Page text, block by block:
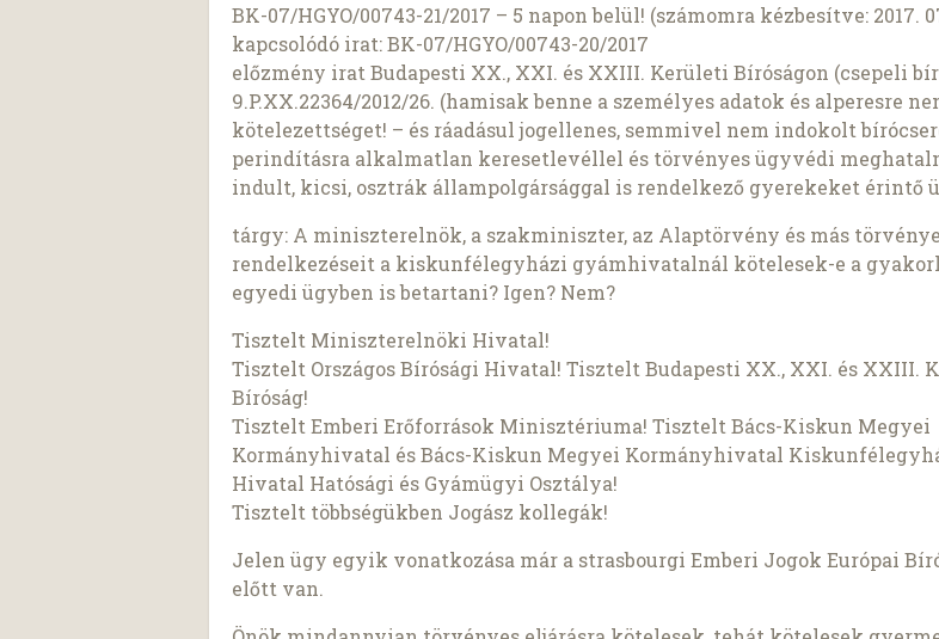
BK-07/HGYO/00743-21/2017 – 5 napon belül! (számomra kézbesítve: 2017.
kapcsolódó irat: BK-07/HGYO/00743-20/2017
előzmény irat Budapesti XX., XXI. és XXIII. Kerületi Bíróságon (csepeli
9.P.XX.22364/2012/26. (hamisak benne a személyes adatok és alperesre
kötelezettséget! – és ráadásul jogellenes, semmivel nem indokolt
perindításra alkalmatlan keresetlevéllel és törvényes ügyvédi
indult, kicsi, osztrák állampolgársággal is rendelkező gyerekeket érintő
tárgy: A miniszterelnök, a szakminiszter, az Alaptörvény és más
rendelkezéseit a kiskunfélegyházi gyámhivatalnál kötelesek-e a
egyedi ügyben is betartani? Igen? Nem?
Tisztelt Miniszterelnöki Hivatal!
Tisztelt Országos Bírósági Hivatal! Tisztelt Budapesti XX., XXI. és XXIII.
Bíróság!
Tisztelt Emberi Erőforrások Minisztériuma! Tisztelt Bács-Kiskun Megyei
Kormányhivatal és Bács-Kiskun Megyei Kormányhivatal
Hivatal Hatósági és Gyámügyi Osztálya!
Tisztelt többségükben Jogász kollegák!
Jelen ügy egyik vonatkozása már a strasbourgi Emberi Jogok Európai
előtt van.